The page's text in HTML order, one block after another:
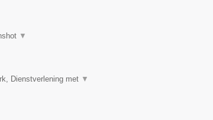
▼
Dienstverlening met ▼